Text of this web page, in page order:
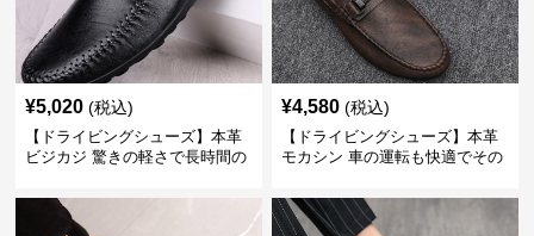
¥5,020 (税込)
【ドライビングシューズ】本革
ビジカジ 驚きの軽さで長時間の
¥4,580 (税込)
【ドライビングシューズ】本革
モカシン 車の運転も快適でその